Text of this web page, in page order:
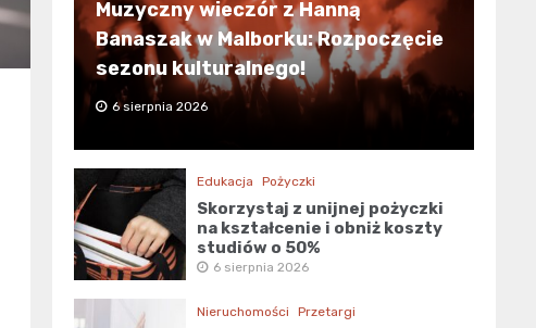
Muzyczny wieczór z Hanną
Banaszak w Malborku: Rozpoczęcie
sezonu kulturalnego!
6 sierpnia 2026
Edukacja Pożyczki
Skorzystaj z unijnej pożyczki
na kształcenie i obniż koszty
studiów o 50%
6 sierpnia 2026
Nieruchomości Przetargi